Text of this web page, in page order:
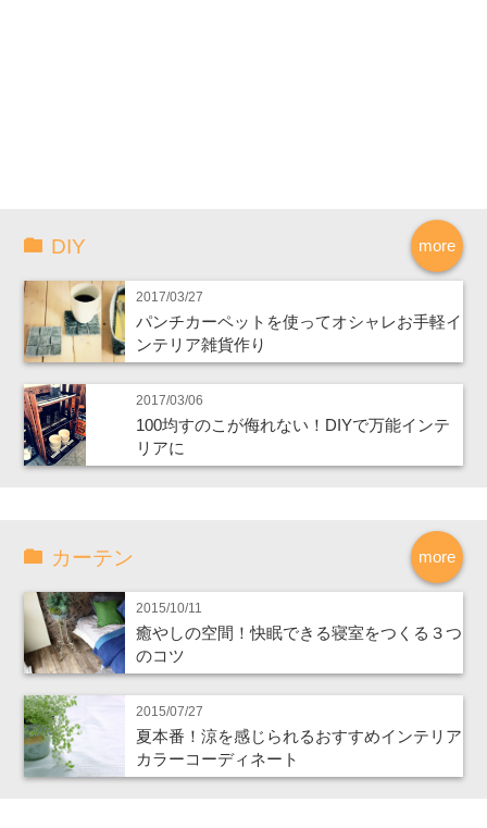
more
DIY
2017/03/27
パンチカーペットを使ってオシャレお手軽イ
ンテリア雑貨作り
2017/03/06
100均すのこが侮れない！DIYで万能インテ
リアに
more
カーテン
2015/10/11
癒やしの空間！快眠できる寝室をつくる３つ
のコツ
2015/07/27
夏本番！涼を感じられるおすすめインテリア
カラーコーディネート